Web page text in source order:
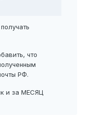
что
РФ.
и за МЕСЯЦ